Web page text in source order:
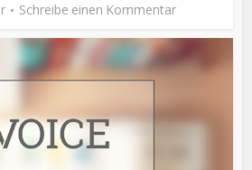
Schreibe einen Kommentar